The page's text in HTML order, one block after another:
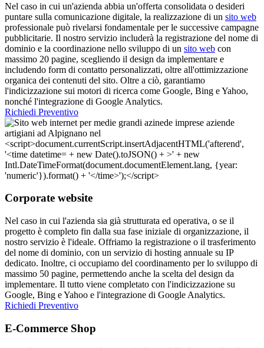
Nel caso in cui un'azienda abbia un'offerta consolidata o desideri
puntare sulla comunicazione digitale, la realizzazione di un sito web
professionale può rivelarsi fondamentale per le successive campagne
pubblicitarie. Il nostro servizio includerà la registrazione del nome di
dominio e la coordinazione nello sviluppo di un sito web con
massimo 20 pagine, scegliendo il design da implementare e
includendo form di contatto personalizzati, oltre all'ottimizzazione
organica dei contenuti del sito. Oltre a ciò, garantiamo
l'indicizzazione sui motori di ricerca come Google, Bing e Yahoo,
nonché l'integrazione di Google Analytics.
Richiedi Preventivo
Corporate website
Nel caso in cui l'azienda sia già strutturata ed operativa, o se il
progetto è completo fin dalla sua fase iniziale di organizzazione, il
nostro servizio è l'ideale. Offriamo la registrazione o il trasferimento
del nome di dominio, con un servizio di hosting annuale su IP
dedicato. Inoltre, ci occupiamo del coordinamento per lo sviluppo di
massimo 50 pagine, permettendo anche la scelta del design da
implementare. Il tutto viene completato con l'indicizzazione su
Google, Bing e Yahoo e l'integrazione di Google Analytics.
Richiedi Preventivo
E-Commerce Shop